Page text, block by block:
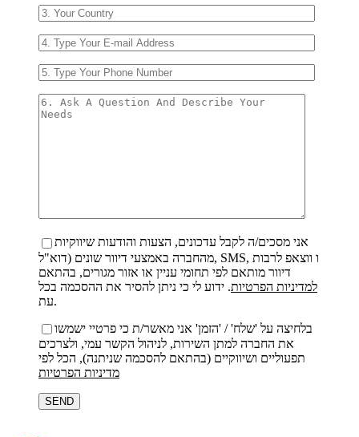
אני מסכים/ה לקבל עדכונים, הצעות והודעות שיווקיות
מהחברה באמצעי דיוור שונים (דוא"ל, SMS, ו ווצאפ לרבות
דיוור מותאם לפי תחומי עניין או אזור מגורים, בהתאם
למדיניות הפרטיות. ידוע לי כי ניתן להסיר את ההסכמה בכל
עת.
בלחיצה על 'שלח' / 'הזמן' אני מאשר/ת כי פרטיי ישמשו
את החברה למתן השירות, לניהול הקשר עמי, ולצרכים
תפעוליים ושיווקיים (בהתאם להסכמה שניתנה), הכל לפי
מדיניות הפרטיות